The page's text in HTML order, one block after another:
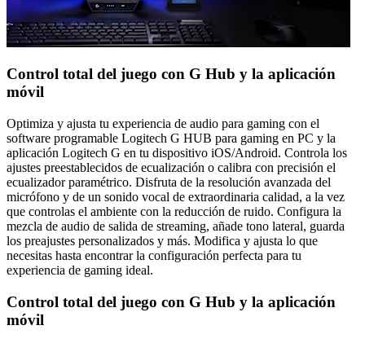
Control total del juego con G Hub y la aplicación
móvil
Optimiza y ajusta tu experiencia de audio para gaming con el
software programable Logitech G HUB para gaming en PC y la
aplicación Logitech G en tu dispositivo iOS/Android. Controla los
ajustes preestablecidos de ecualización o calibra con precisión el
ecualizador paramétrico. Disfruta de la resolución avanzada del
micrófono y de un sonido vocal de extraordinaria calidad, a la vez
que controlas el ambiente con la reducción de ruido. Configura la
mezcla de audio de salida de streaming, añade tono lateral, guarda
los preajustes personalizados y más. Modifica y ajusta lo que
necesitas hasta encontrar la configuración perfecta para tu
experiencia de gaming ideal.
Control total del juego con G Hub y la aplicación
móvil